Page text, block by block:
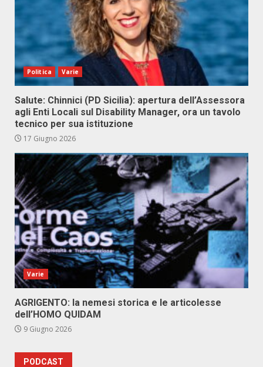
Politica Varie
Salute: Chinnici (PD Sicilia): apertura dell’Assessora
agli Enti Locali sul Disability Manager, ora un tavolo
tecnico per sua istituzione
17 Giugno 2026
Varie
AGRIGENTO: la nemesi storica e le articolesse
dell’HOMO QUIDAM
9 Giugno 2026
PODCAST